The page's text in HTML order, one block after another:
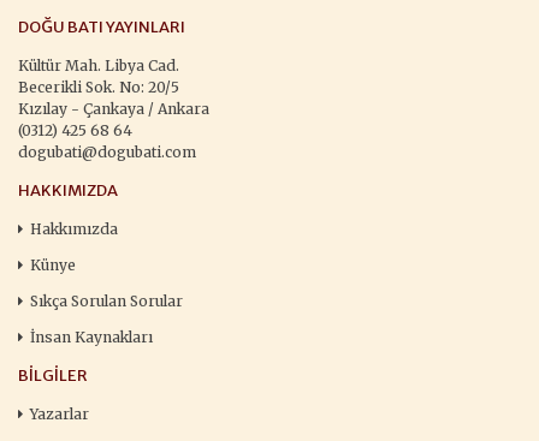
DOĞU BATI YAYINLARI
Kültür Mah. Libya Cad.
Becerikli Sok. No: 20/5
Kızılay - Çankaya / Ankara
(0312) 425 68 64
dogubati@dogubati.com
HAKKIMIZDA
Hakkımızda
Künye
Sıkça Sorulan Sorular
İnsan Kaynakları
BILGILER
Yazarlar